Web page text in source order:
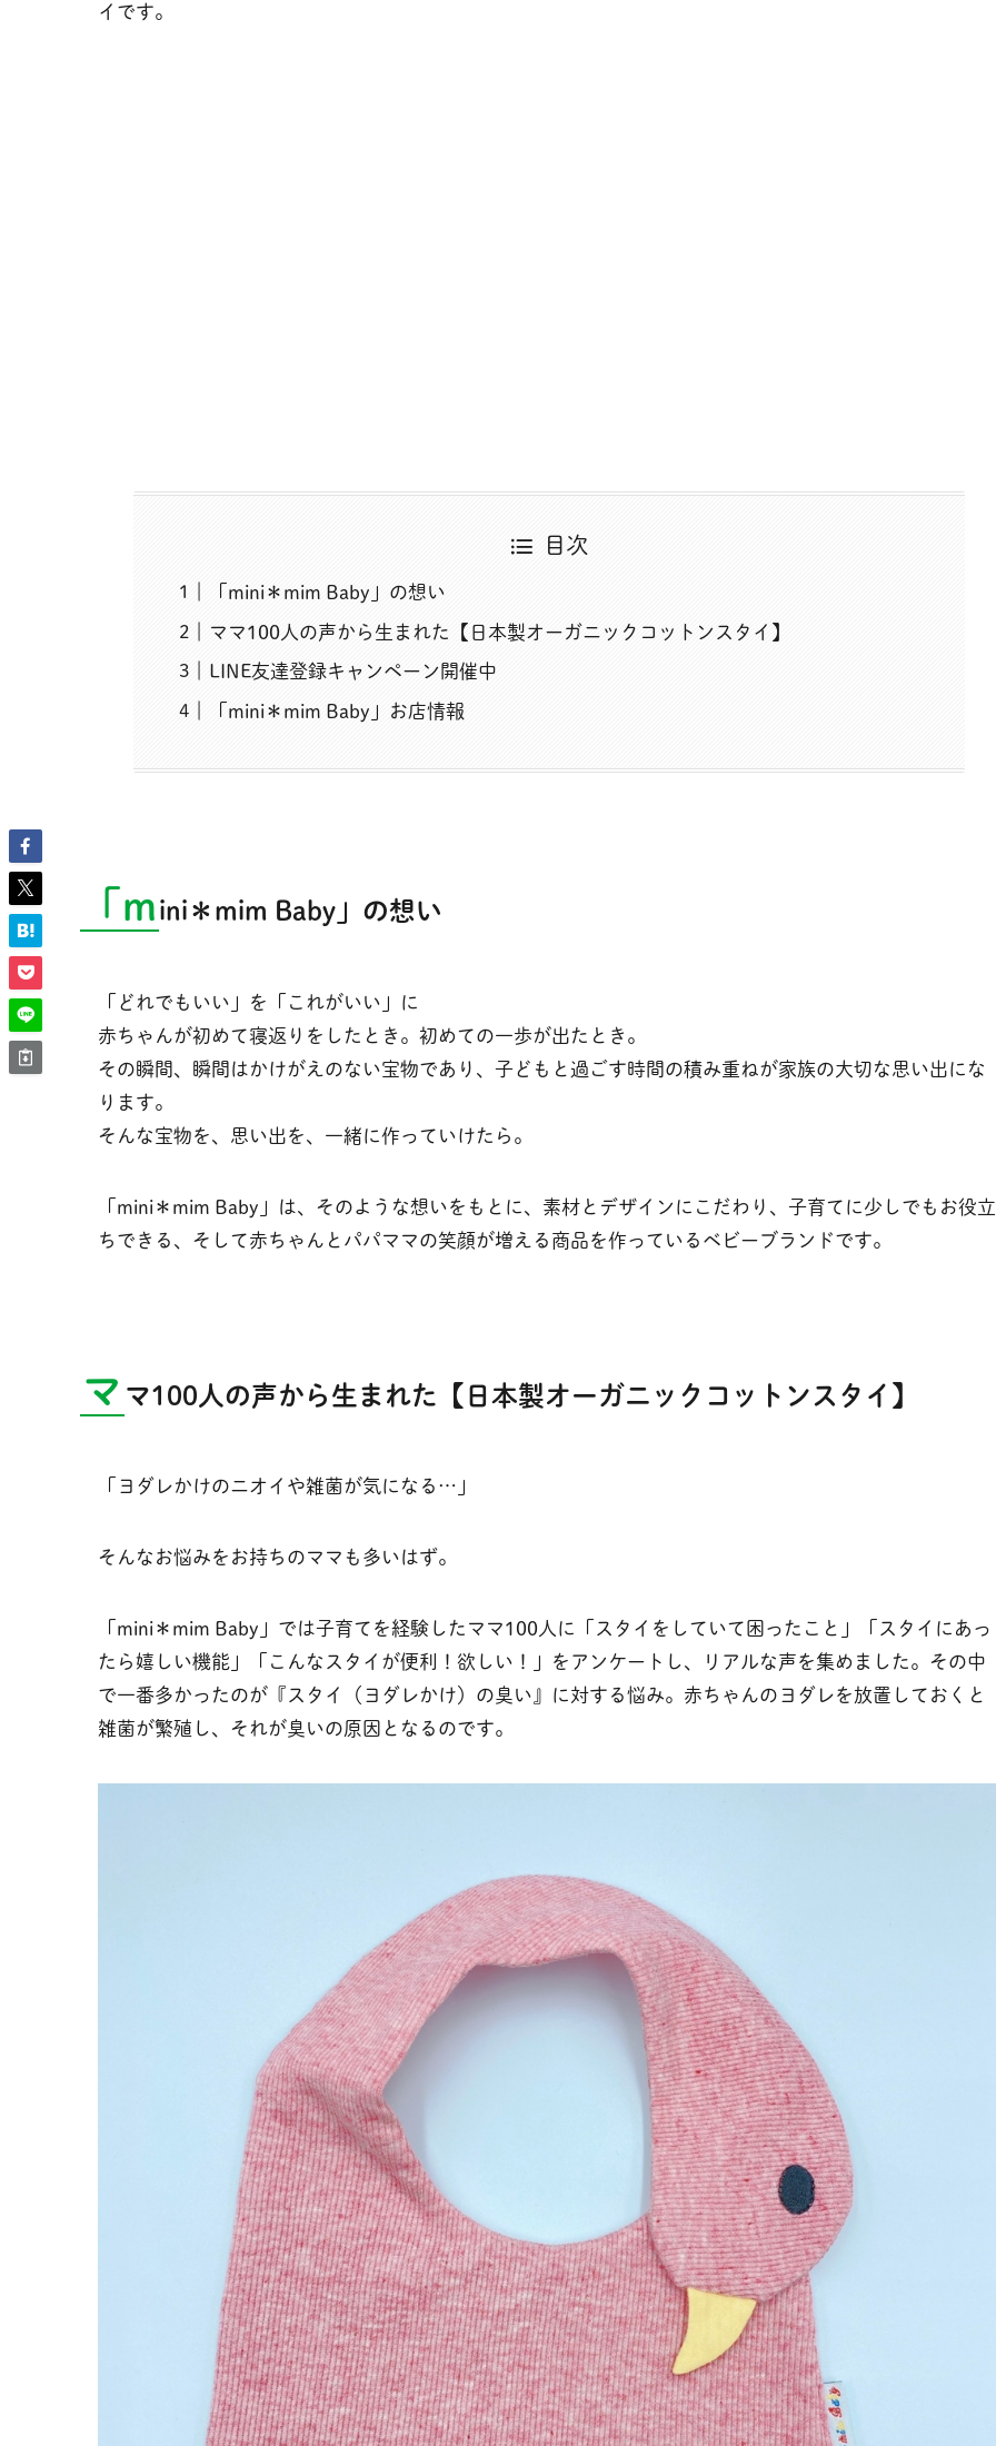
イです。
目次
「mini＊mim Baby」の想い
ママ100人の声から生まれた【日本製オーガニックコットンスタイ】
LINE友達登録キャンペーン開催中
「mini＊mim Baby」お店情報
「m ini＊mim Baby」の想い
「どれでもいい」を「これがいい」に
赤ちゃんが初めて寝返りをしたとき。初めての一歩が出たとき。
その瞬間、瞬間はかけがえのない宝物であり、子どもと過ごす時間の積み重ねが家族の大切な思い出にな
ります。
そんな宝物を、思い出を、一緒に作っていけたら。
「mini＊mim Baby」は、そのような想いをもとに、素材とデザインにこだわり、子育てに少しでもお役立
ちできる、そして赤ちゃんとパパママの笑顔が増える商品を作っているベビーブランドです。
マ マ100人の声から生まれた【日本製オーガニックコットンスタイ】
「ヨダレかけのニオイや雑菌が気になる…」
そんなお悩みをお持ちのママも多いはず。
「mini＊mim Baby」では子育てを経験したママ100人に「スタイをしていて困ったこと」「スタイにあっ
たら嬉しい機能」「こんなスタイが便利！欲しい！」をアンケートし、リアルな声を集めました。その中
で一番多かったのが『スタイ（ヨダレかけ）の臭い』に対する悩み。赤ちゃんのヨダレを放置しておくと
雑菌が繁殖し、それが臭いの原因となるのです。